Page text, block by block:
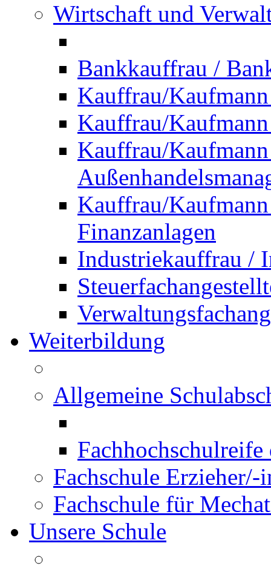
Wirtschaft und
Bankkauffrau /
Kauffrau/
Kauffrau/
Kauffrau/
Kauffrau/
Finanzanlagen
Industriekauffrau /
Weiterbildung
Allgemeine
Fachschule Erzieher/-
Fachschule für
Unsere Schule